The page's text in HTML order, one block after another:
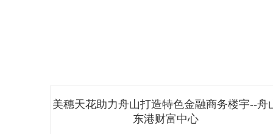
美穗天花助力舟山打造特色金融商务楼宇--舟
东港财富中心